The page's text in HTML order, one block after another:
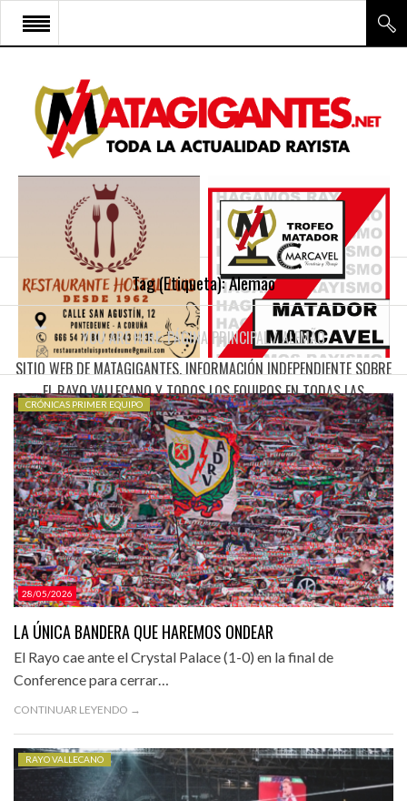
SITIO WEB DE MATAGIGANTES. INFORMACIÓN INDEPENDIENTE SOBRE
EL RAYO VALLECANO Y TODOS LOS EQUIPOS EN TODAS LAS
CATEGORÍAS.
INICIO
RAYO VALLECANO
CANTERA Y ESCUELA FRV
RAYO FÉMINAS
MULTIMEDIA
CONTACTO
Tag (Etiqueta):Alemão
YOU ARE HERE:PÁGINA PRINCIPAL/ALEMÃO
28/05/2026
CRÓNICAS PRIMER EQUIPO
LA ÚNICA BANDERA QUE HAREMOS ONDEAR
El Rayo cae ante el Crystal Palace (1-0) en la final de
Conference para cerrar…
CONTINUAR LEYENDO →
RAYO VALLECANO